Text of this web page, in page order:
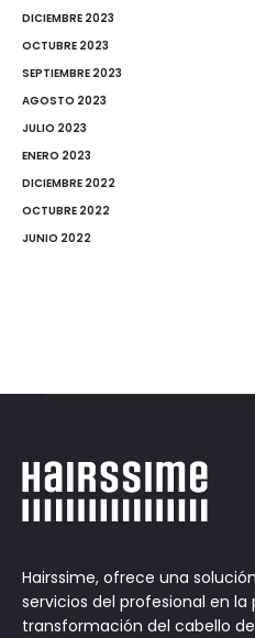
DICIEMBRE 2023
OCTUBRE 2023
SEPTIEMBRE 2023
AGOSTO 2023
JULIO 2023
ENERO 2023
DICIEMBRE 2022
OCTUBRE 2022
JUNIO 2022
Hairssime, ofrece una
servicios del profesional en
transformación del cabello